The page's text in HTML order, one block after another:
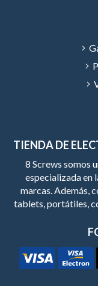
TIENDA DE
8 Screws somos
especializada en
marcas. Además,
tablets, portátiles,